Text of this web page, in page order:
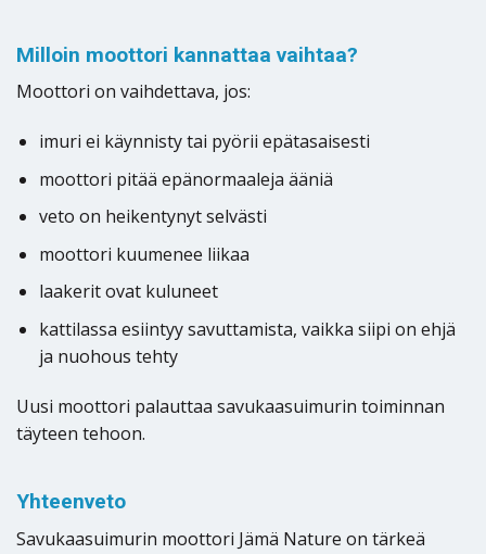
Milloin moottori kannattaa vaihtaa?
Moottori on vaihdettava, jos:
imuri ei käynnisty tai pyörii epätasaisesti
moottori pitää epänormaaleja ääniä
veto on heikentynyt selvästi
moottori kuumenee liikaa
laakerit ovat kuluneet
kattilassa esiintyy savuttamista, vaikka siipi on ehjä
ja nuohous tehty
Uusi moottori palauttaa savukaasuimurin toiminnan
täyteen tehoon.
Yhteenveto
Savukaasuimurin moottori Jämä Nature on tärkeä